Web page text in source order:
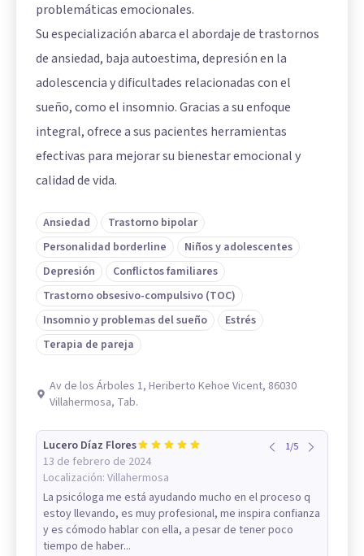
problemáticas emocionales.
Su especialización abarca el abordaje de trastornos
de ansiedad, baja autoestima, depresión en la
adolescencia y dificultades relacionadas con el
sueño, como el insomnio. Gracias a su enfoque
integral, ofrece a sus pacientes herramientas
efectivas para mejorar su bienestar emocional y
calidad de vida.
Ansiedad
Trastorno bipolar
Personalidad borderline
Niños y adolescentes
Depresión
Conflictos familiares
Trastorno obsesivo-compulsivo (TOC)
Insomnio y problemas del sueño
Estrés
Terapia de pareja
Av de los Árboles 1, Heriberto Kehoe Vicent, 86030
Villahermosa, Tab.
Lucero Díaz Flores
13 de febrero de 2024
Localización: Villahermosa
1/5
La psicóloga me está ayudando mucho en el proceso q
estoy llevando, es muy profesional, me inspira confianza
y es cómodo hablar con ella, a pesar de tener poco
tiempo de haber...